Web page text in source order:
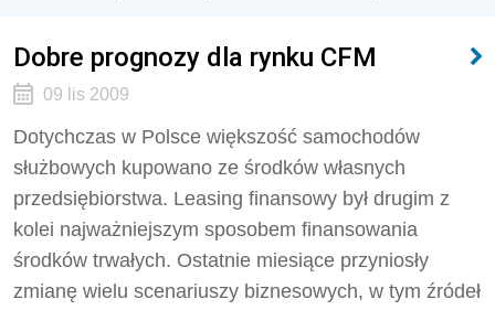
Dobre prognozy dla rynku CFM
09 lis 2009
Dotychczas w Polsce większość samochodów
służbowych kupowano ze środków własnych
przedsiębiorstwa. Leasing finansowy był drugim z
kolei najważniejszym sposobem finansowania
środków trwałych. Ostatnie miesiące przyniosły
zmianę wielu scenariuszy biznesowych, w tym źródeł